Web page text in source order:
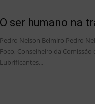
O ser humano na
Pedro Nelson Belmiro Pedro
Foco, Conselheiro da
Lubrificantes...